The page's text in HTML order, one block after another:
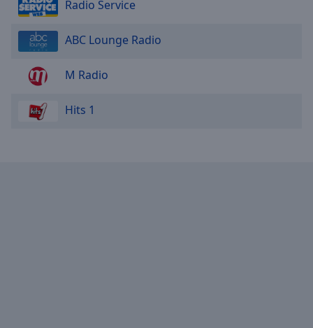
Radio Service
ABC Lounge Radio
M Radio
Hits 1